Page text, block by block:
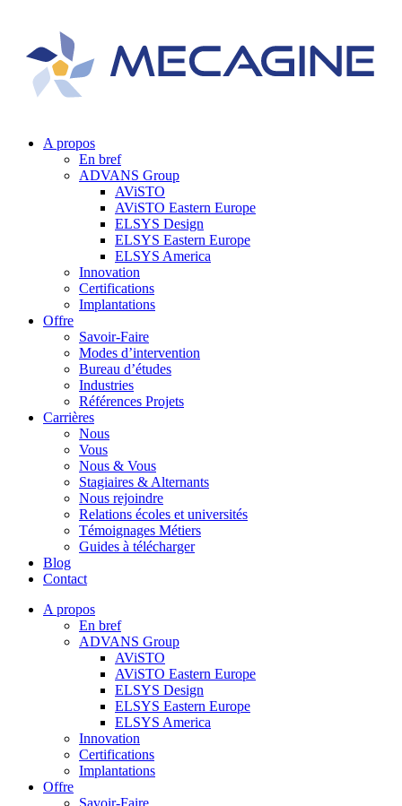
A propos
En bref
ADVANS Group
AViSTO
AViSTO Eastern Europe
ELSYS Design
ELSYS Eastern Europe
ELSYS America
Innovation
Certifications
Implantations
Offre
Savoir-Faire
Modes d’intervention
Bureau d’études
Industries
Références Projets
Carrières
Nous
Vous
Nous & Vous
Stagiaires & Alternants
Nous rejoindre
Relations écoles et universités
Témoignages Métiers
Guides à télécharger
Blog
Contact
A propos
En bref
ADVANS Group
AViSTO
AViSTO Eastern Europe
ELSYS Design
ELSYS Eastern Europe
ELSYS America
Innovation
Certifications
Implantations
Offre
Savoir-Faire